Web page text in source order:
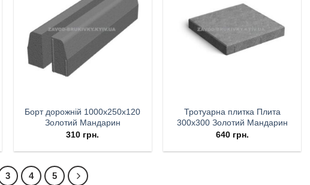
Борт дорожній 1000х250х120
Золотий Мандарин
310 грн.
Тротуарна плитка Плита
300х300 Золотий Мандарин
640 грн.
3 4 5